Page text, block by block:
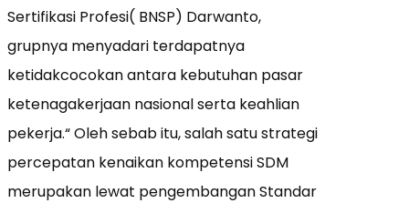
Sertifikasi Profesi( BNSP) Darwanto,
grupnya menyadari terdapatnya
ketidakcocokan antara kebutuhan pasar
ketenagakerjaan nasional serta keahlian
pekerja.“ Oleh sebab itu, salah satu strategi
percepatan kenaikan kompetensi SDM
merupakan lewat pengembangan Standar